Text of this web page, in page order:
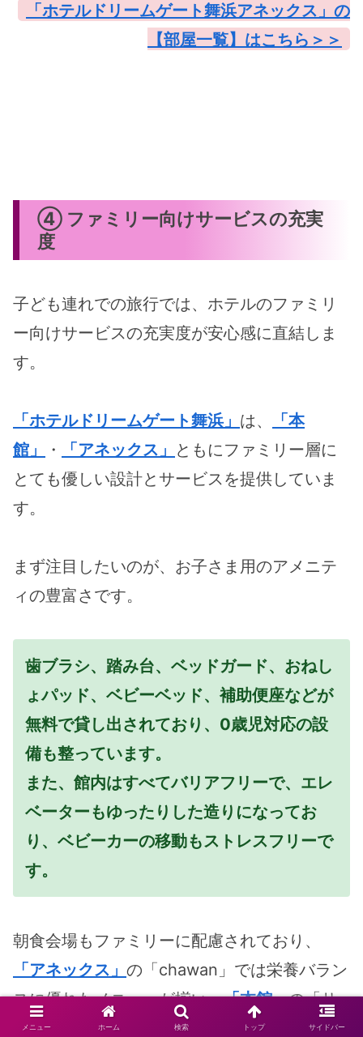
「ホテルドリームゲート舞浜アネックス」の
【部屋一覧】はこちら＞＞
④ ファミリー向けサービスの充実
度
子ども連れでの旅行では、ホテルのファミリ
ー向けサービスの充実度が安心感に直結しま
す。
「ホテルドリームゲート舞浜」 は、
「本
館」
・ 「アネックス」 ともにファミリー層に
とても優しい設計とサービスを提供していま
す。
まず注目したいのが、お子さま用のアメニテ
ィの豊富さです。
歯ブラシ、踏み台、ベッドガード、おねし
ょパッド、ベビーベッド、補助便座などが
無料で貸し出されており、0歳児対応の設
備も整っています。
また、館内はすべてバリアフリーで、エレ
ベーターもゆったりした造りになってお
り、ベビーカーの移動もストレスフリーで
す。
朝食会場もファミリーに配慮されており、
「アネックス」 の「chawan」では栄養バラン
スに優れたメニューが揃い、「本館」の「サ
イゼリヤ」では子どもに人気の洋食メニュー
メニュー ホーム 検索 トップ サイドバー